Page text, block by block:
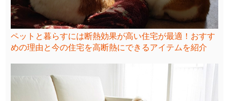
ペットと暮らすには断熱効果が高い住宅が最適！おすす
めの理由と今の住宅を高断熱にできるアイテムを紹介